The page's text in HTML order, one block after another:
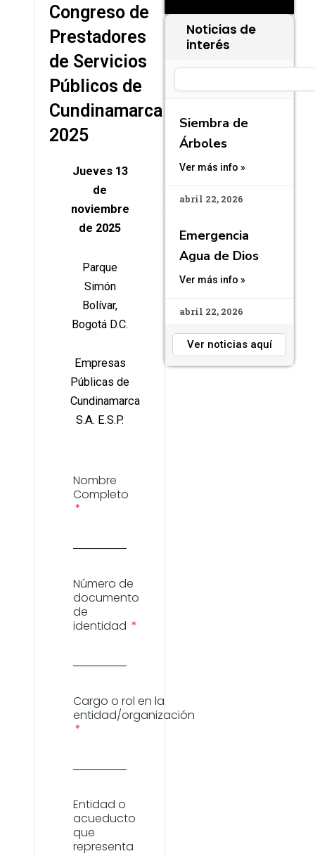
Noticias de
interés
Siembra de
Árboles
Ver más info »
abril 22, 2026
Emergencia
Agua de Dios
Ver más info »
abril 22, 2026
Ver noticias aquí
Congreso de
Prestadores
de Servicios
Públicos de
Cundinamarca
2025
Jueves 13
de
noviembre
de 2025
Parque
Simón
Bolívar,
Bogotá D.C.
Empresas
Públicas de
Cundinamarca
S.A. E.S.P.
Nombre
Completo
Número de
documento
de
identidad
Cargo o rol en la
entidad/organización
Entidad o
acueducto
que
representa